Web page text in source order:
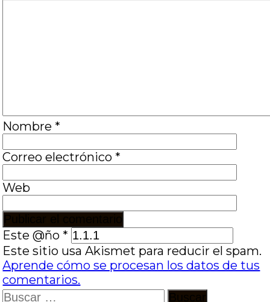
Nombre *
Correo electrónico *
Web
Este @ño *
Este sitio usa Akismet para reducir el spam.
Aprende cómo se procesan los datos de tus
comentarios.
Buscar: